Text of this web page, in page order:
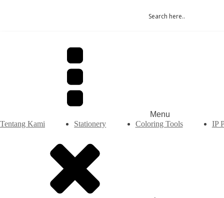
Menu
Tentang Kami
Stationery Coloring Tools IP